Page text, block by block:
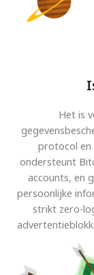
Het is
protocol en
ondersteunt
accounts, en
persoonlijke
strikt zero-